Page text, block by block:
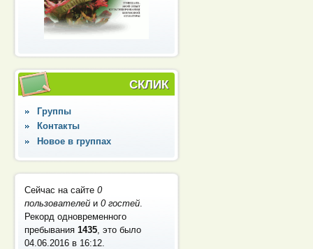
СКЛИК
Группы
Контакты
Новое в группах
Сейчас на сайте0
пользователей и0 гостей
Рекорд одновременного
пребывания1435 , это было
04.06.2016 в 16:12